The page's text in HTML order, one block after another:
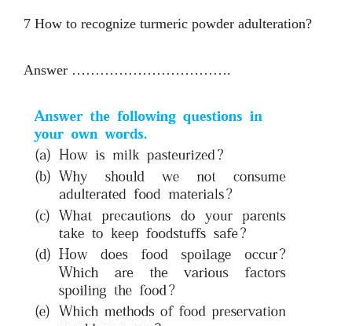
7 How to recognize turmeric powder adulteration?
Answer …………………………….